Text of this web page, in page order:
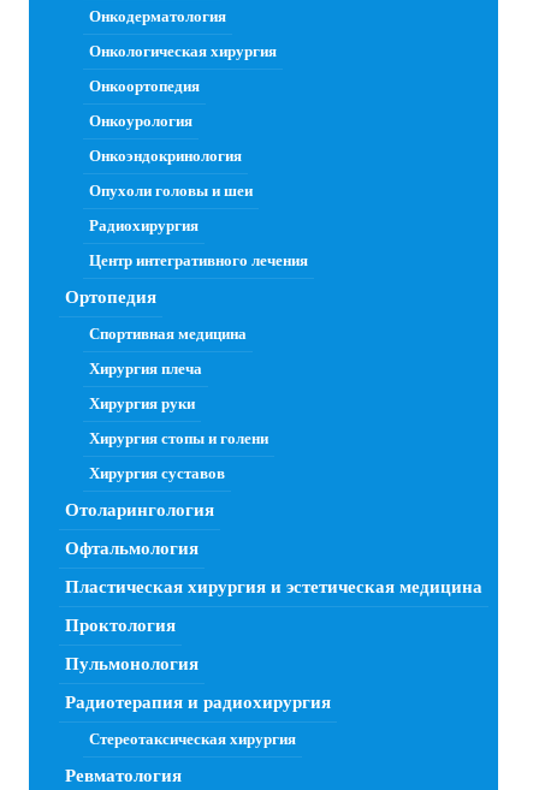
Онкодерматология
Онкологическая хирургия
Онкоортопедия
Онкоурология
Онкоэндокринология
Опухоли головы и шеи
Радиохирургия
Центр интегративного лечения
Ортопедия
Спортивная медицина
Хирургия плеча
Хирургия руки
Хирургия стопы и голени
Хирургия суставов
Отоларингология
Офтальмология
Пластическая хирургия и эстетическая медицина
Проктология
Пульмонология
Радиотерапия и радиохирургия
Стереотаксическая хирургия
Ревматология